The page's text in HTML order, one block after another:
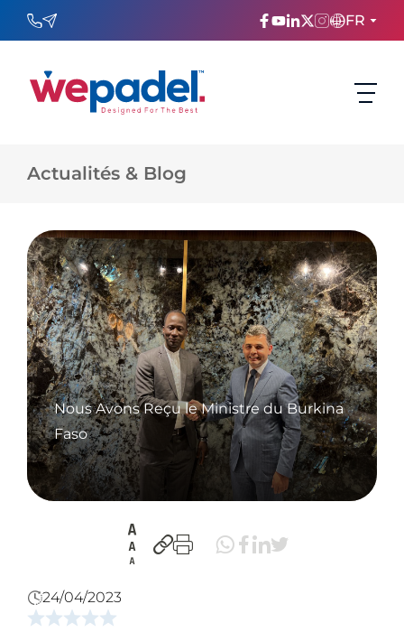
FR
ENGLISH
عربي
Русский
Actualités & Blog
Nous Avons Reçu le Ministre du Burkina
Faso
24/04/2023